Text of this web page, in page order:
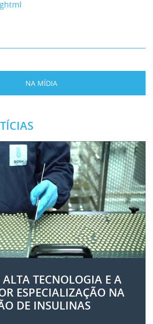
NA MÍDIA
TECNOLOGIA E A
ESPECIALIZAÇÃO NA
DE INSULINAS